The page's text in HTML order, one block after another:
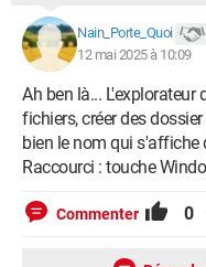
Nain_Porte_Quoi
12 mai 2025 à 10:09
Ah ben là... L'explorateur
fichiers, créer des
bien le nom qui s'affiche
Raccourci : touche
Commenter 0